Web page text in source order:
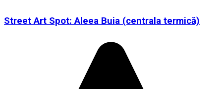
Street Art Spot: Aleea Buia (centrala termică)